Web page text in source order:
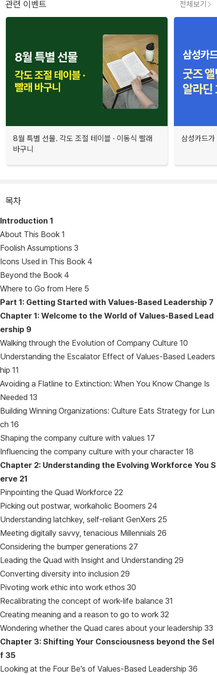
관련 이벤트 전체보기
8월 특별 선물. 각도 조절 테이블 · 이동식 빨래
바구니
삼성카드
목차
Introduction 1
About This Book 1
Foolish Assumptions 3
Icons Used in This Book 4
Beyond the Book 4
Where to Go from Here 5
Part 1: Getting Started with Values-Based Leadership 7
Chapter 1: Welcome to the World of Values-Based Lead
ership 9
Walking through the Evolution of Company Culture 10
Understanding the Escalator Effect of Values-Based Leaders
hip 11
Avoiding a Flatline to Extinction: When You Know Change Is
Needed 13
Building Winning Organizations: Culture Eats Strategy for Lun
ch 16
Shaping the company culture with values 17
Influencing the company culture with your character 18
Chapter 2: Understanding the Evolving Workforce You S
erve 21
Pinpointing the Quad Workforce 22
Picking out postwar, workaholic Boomers 24
Understanding latchkey, self-reliant GenXers 25
Meeting digitally savvy, tenacious Millennials 26
Considering the bumper generations 27
Leading the Quad with Insight and Understanding 29
Converting diversity into inclusion 29
Pivoting work ethic into work ethos 30
Recalibrating the concept of work-life balance 31
Creating meaning and a reason to go to work 32
Wondering whether the Quad cares about your leadership 33
Chapter 3: Shifting Your Consciousness beyond the Sel
f 35
Looking at the Four Be’s of Values-Based Leadership 36